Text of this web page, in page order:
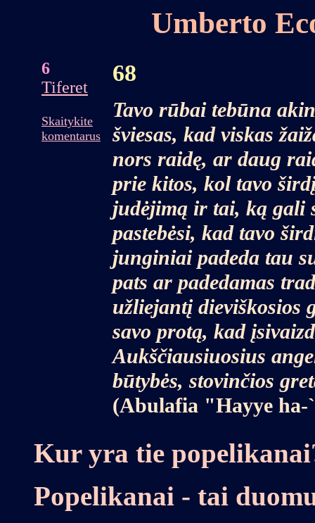
Umberto
6
Tiferet
Skaitykite
komentarus
68
Tavo rūbai tebūna
šviesas, kad viskas
nors raidę, ar daug
prie kitos, kol tavo
judėjimą ir tai, ką gali
pastebėsi, kad tavo
junginiai padeda tau
pats ar padedamas
užliejantį dieviškosios
savo protą, kad
Aukščiausiuosius
būtybės, stovinčios
(Abulafia "Hayye ha-
Kur yra tie
Popelikanai - tai